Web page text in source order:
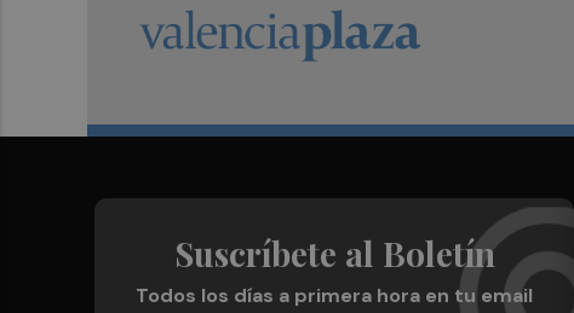
Suscríbete al Boletín
Todos los días a primera hora en tu email